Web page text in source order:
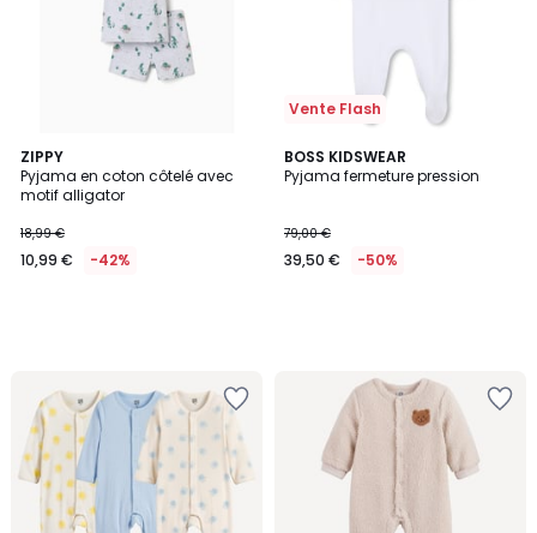
ZIPPY
Pyjama en coton côtelé avec
motif alligator
18,99 €
10,99 € -42%
Vente Flash
BOSS KIDSWEAR
Pyjama fermeture pression
79,00 €
39,50 € -50%